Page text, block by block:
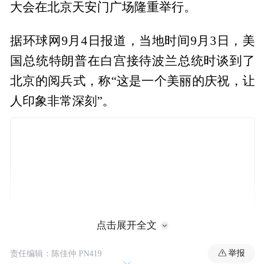
大会在北京天安门广场隆重举行。
据环球网9月4日报道，当地时间9月3日，美
国总统特朗普在白宫接待波兰总统时谈到了
北京的阅兵式，称“这是一个美丽的庆祝，让
人印象非常深刻”。
点击展开全文
责任编辑：陈佳仲 PN419 举报